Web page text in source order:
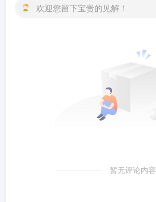
欢迎您留下宝贵的见解！
暂无评论内容